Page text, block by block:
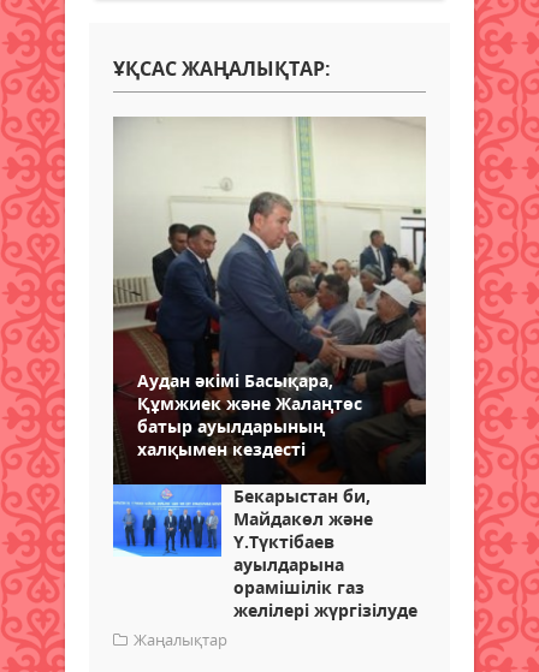
ҰҚСАС ЖАҢАЛЫҚТАР:
Аудан әкімі Басықара,
Құмжиек және Жалаңтөс
батыр ауылдарының
халқымен кездесті
Бекарыстан би,
Майдакөл және
Ү.Түктібаев
ауылдарына
орамішілік газ
желілері жүргізілуде
Жаңалықтар